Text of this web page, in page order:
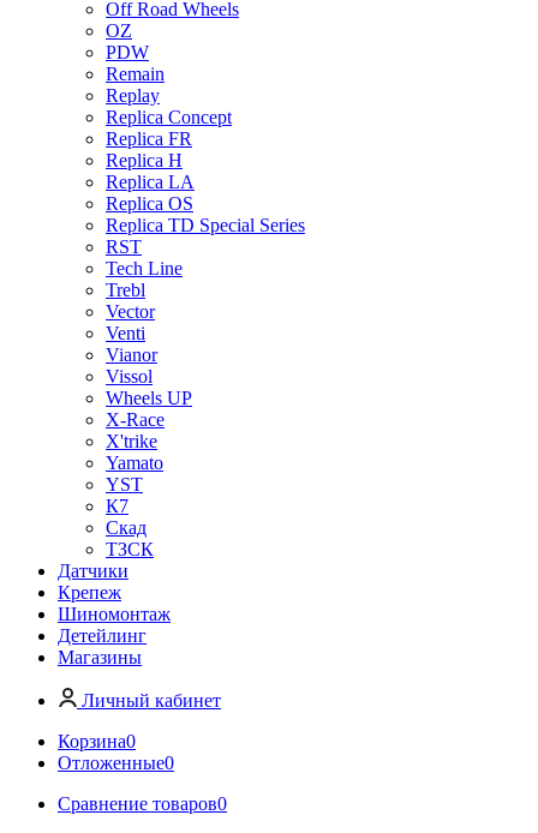
Off Road Wheels
OZ
PDW
Remain
Replay
Replica Concept
Replica FR
Replica H
Replica LA
Replica OS
Replica TD Special Series
RST
Tech Line
Trebl
Vector
Venti
Vianor
Vissol
Wheels UP
X-Race
X'trike
Yamato
YST
К7
Скад
ТЗСК
Датчики
Крепеж
Шиномонтаж
Детейлинг
Магазины
Личный кабинет
Корзина0
Отложенные0
Сравнение товаров0